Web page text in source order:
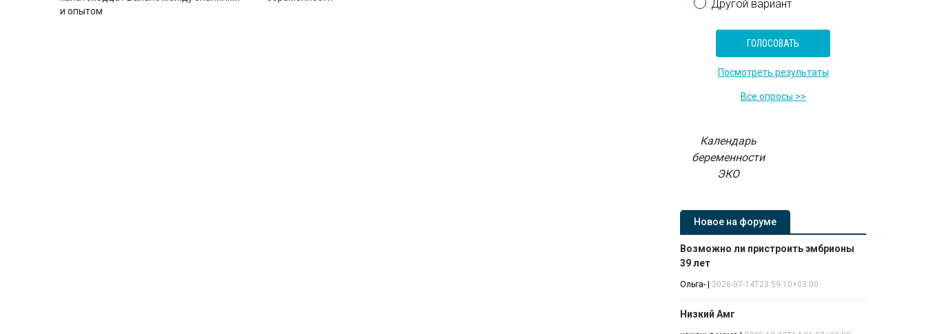
Другой вариант
Посмотреть результаты
Все опросы >>
Календарь
беременности
ЭКО
Новое на форуме
Возможно ли пристроить эмбрионы
39 лет
Ольга- 2026-07-14T23:59:10+03:00
Низкий Амг
и опытом